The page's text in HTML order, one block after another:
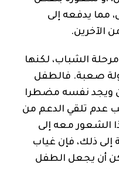
مما يدفعه إلى
الآخرين.
الشباب، لكنها
صعبة. فالطفل
ويجد نفسه مضطرا
عدم تلقي الدعم من
الشعور معه إلى
إلى ذلك، فإن غياب
أن يجعل الطفل